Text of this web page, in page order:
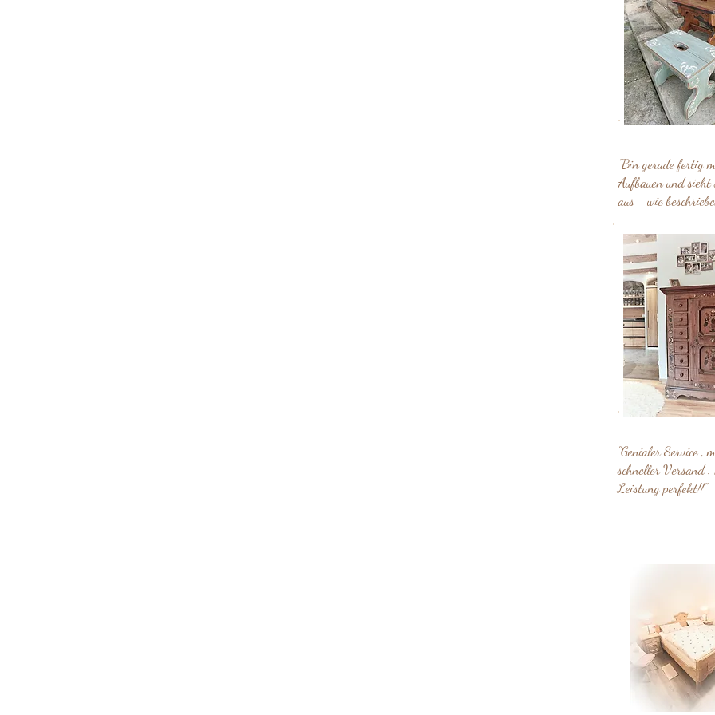
"Genialer Service ,
schneller Versand .
Leistung perfekt!!"
"Bin gerade fertig
Aufbauen und sieht
aus - wie